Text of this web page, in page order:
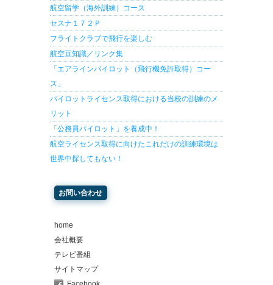
航空留学（海外訓練）コース
セスナ１７２Ｐ
フライトクラブで飛行を楽しむ
航空豆知識／リンク集
「エアラインパイロット（飛行機免許取得）コー
ス」
パイロットライセンス取得における当校の訓練のメ
リット
「公務員パイロット」を養成中！
航空ライセンス取得に向けたこれだけの訓練環境は
世界中探してもない！
お問い合わせ
home
会社概要
テレビ番組
サイトマップ